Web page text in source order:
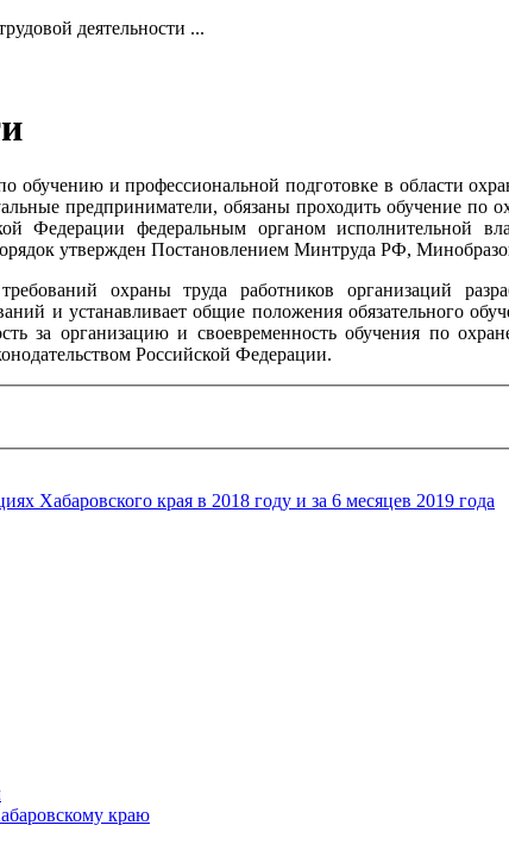
деятельности ...
обучению и профессиональной подготовке в области
предприниматели, обязаны проходить обучение по
Федерации федеральным органом исполнительной
утвержден Постановлением Минтруда РФ,
охраны труда работников организаций
и устанавливает общие положения обязательного
за организацию и своевременность обучения по
Российской Федерации.
Хабаровского края в 2018 году и за 6 месяцев 2019 года